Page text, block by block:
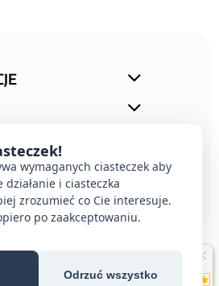
wymaganych ciasteczek aby
i ciasteczka
zrozumieć co Cie interesuje.
po zaakceptowaniu.
Odrzuć wszystko